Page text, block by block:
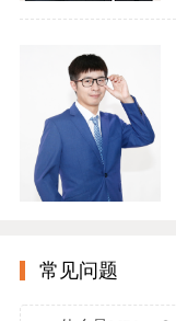
常见问题